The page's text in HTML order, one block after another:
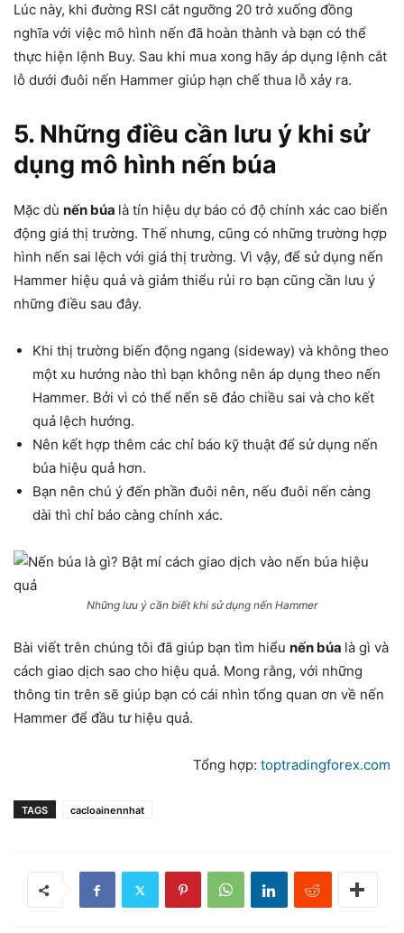
Lúc này, khi đường RSI cắt ngưỡng 20 trở xuống đồng
nghĩa với việc mô hình nến đã hoàn thành và bạn có thể
thực hiện lệnh Buy. Sau khi mua xong hãy áp dụng lệnh cắt
lỗ dưới đuôi nến Hammer giúp hạn chế thua lỗ xảy ra.
5. Những điều cần lưu ý khi sử
dụng mô hình nến búa
Mặc dù nến búa là tín hiệu dự báo có độ chính xác cao biến
động giá thị trường. Thế nhưng, cũng có những trường hợp
hình nến sai lệch với giá thị trường. Vì vậy, để sử dụng nến
Hammer hiệu quả và giảm thiểu rủi ro bạn cũng cần lưu ý
những điều sau đây.
Khi thị trường biến động ngang (sideway) và không theo
một xu hướng nào thì bạn không nên áp dụng theo nến
Hammer. Bởi vì có thể nến sẽ đảo chiều sai và cho kết
quả lệch hướng.
Nên kết hợp thêm các chỉ báo kỹ thuật để sử dụng nến
búa hiệu quả hơn.
Bạn nên chú ý đến phần đuôi nên, nếu đuôi nến càng
dài thì chỉ báo càng chính xác.
Những lưu ý cần biết khi sử dụng nến Hammer
Bài viết trên chúng tôi đã giúp bạn tìm hiểu nến búa là gì và
cách giao dịch sao cho hiệu quả. Mong rằng, với những
thông tin trên sẽ giúp bạn có cái nhìn tổng quan ơn về nến
Hammer để đầu tư hiệu quả.
Tổng hợp: toptradingforex.com
TAGS cacloainennhat